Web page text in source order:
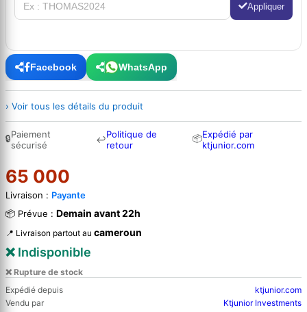
Appliquer
Facebook WhatsApp
› Voir tous les détails du produit
🔒Paiement
sécurisé
↩Politique de
retour
📦Expédié par
ktjunior.com
65 000
Livraison : Payante
📦 Prévue : Demain avant 22h
📍 Livraison partout au cameroun
❌ Indisponible
❌ Rupture de stock
Expédié depuis
ktjunior.com
Vendu par
Ktjunior Investments